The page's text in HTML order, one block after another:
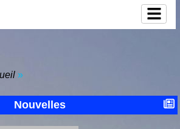
»
Nouvelles